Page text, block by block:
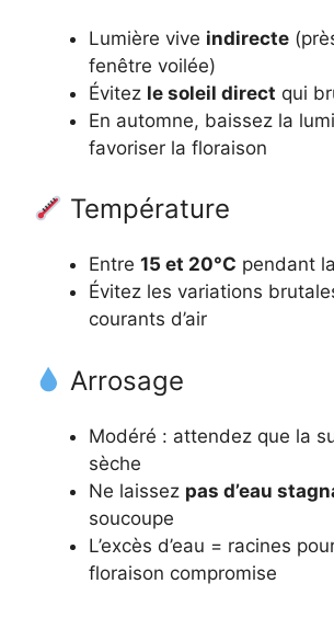
Lumière vive indirecte
fenêtre voilée)
Évitez le soleil direct qui
En automne, baissez la
favoriser la floraison
Température
Entre 15 et 20°C pendant
Évitez les variations
courants d’air
Arrosage
Modéré : attendez que la
sèche
Ne laissez pas d’eau
soucoupe
L’excès d’eau = racines
floraison compromise